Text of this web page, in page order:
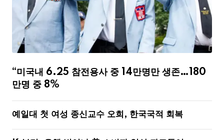
“미국내 6.25 참전용사 중 14만명만 생존…180
만명 중 8%
예일대 첫 여성 종신교수 오희, 한국국적 회복